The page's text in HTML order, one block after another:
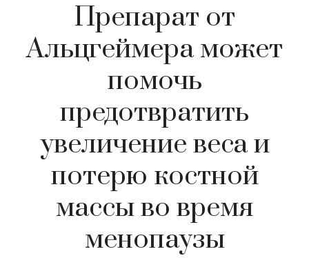
Препарат от
Альцгеймера может
помочь
предотвратить
увеличение веса и
потерю костной
массы во время
менопаузы